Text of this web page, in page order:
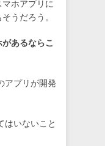
マホアプリに
うだろう。
があるならこ
アプリが開発
はいないこと